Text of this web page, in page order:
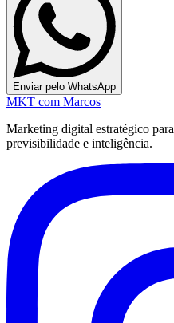
Enviar pelo WhatsApp
MKT com Marcos
Marketing digital estratégico
previsibilidade e inteligência.